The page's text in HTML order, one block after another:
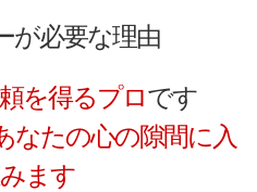
が必要な理由
を得るプロです
なたの心の隙間に入
ます